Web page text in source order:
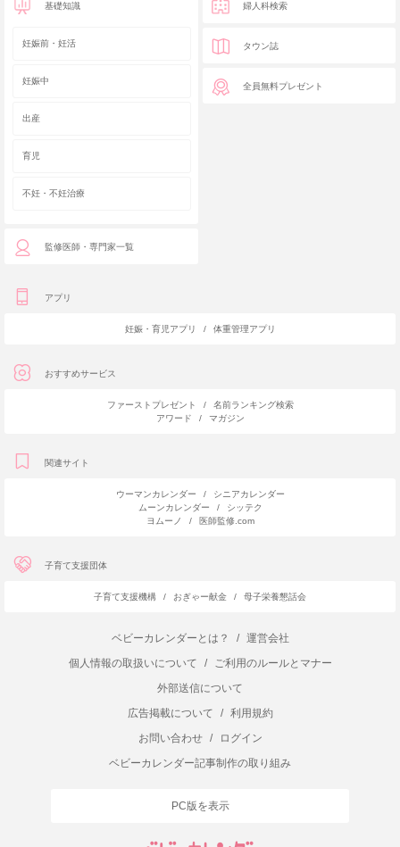
基礎知識
妊娠前・妊活
妊娠中
出産
育児
不妊・不妊治療
監修医師・専門家一覧
婦人科検索
タウン誌
全員無料プレゼント
アプリ
妊娠・育児アプリ / 体重管理アプリ
おすすめサービス
ファーストプレゼント /
名前ランキング検索
アワード
/ マガジン
関連サイト
ウーマンカレンダー /
シニアカレンダー
ムーンカレンダー
/
シッテク
ヨムーノ
/ 医師監修.com
子育て支援団体
子育て支援機構 / おぎゃー献金 / 母子栄養懇話会
ベビーカレンダーとは？ /
運営会社
個人情報の取扱いについて
/
ご利用のルールとマナー
外部送信について
広告掲載について
/
利用規約
お問い合わせ
/
ログイン
ベビーカレンダー記事制作の取り組み
PC版を表示